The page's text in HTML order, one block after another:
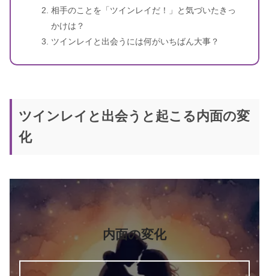
相手のことを「ツインレイだ！」と気づいたきっ
かけは？
ツインレイと出会うには何がいちばん大事？
ツインレイと出会うと起こる内面の変
化
内面の変化